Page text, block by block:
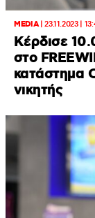
MEDIA|23.11.2023 |
Κέρδισε
στο
κατάστημα
νικητής